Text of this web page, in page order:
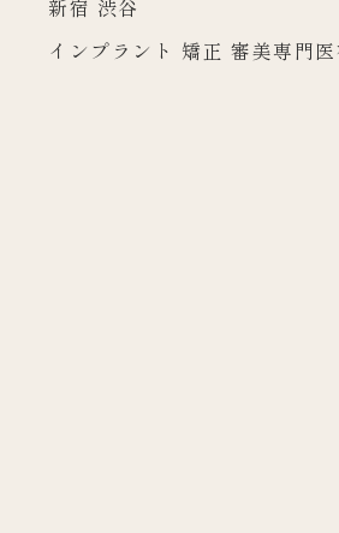
新宿 渋谷
インプラント 矯正 審美専門